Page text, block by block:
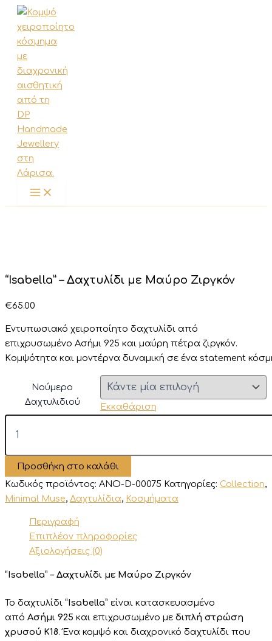
Μετάβαση
στο
περιεχόμενο
“Isabella” – Δαχτυλίδι με Μαύρο Ζιργκόν
€65.00
Εντυπωσιακό χειροποίητο δαχτυλίδι από
επιχρυσωμένο Ασήμι 925 και μαύρη πέτρα ζιργκόν.
Κομψότητα και μοντέρνα δυναμική σε ένα statement
Νούμερο
Δαχτυλιδιού
Εκκαθάριση
"Isabella"
με
Μαύρο
Ζιργκόν
Προσθήκη στο καλάθι
Κωδικός προϊόντος: ANO-D-00075 Κατηγορίες: Collection,
Minimal Muse, Δαχτυλίδια, Κοσμήματα
Περιγραφή
Επιπλέον πληροφορίες
Αξιολογήσεις (0)
“Isabella” – Δαχτυλίδι με Μαύρο Ζιργκόν
Το δαχτυλίδι “Isabella” είναι κατασκευασμένο
από Ασήμι 925 και επιχρυσωμένο με διπλή στρώση
χρυσού Κ18.Ένα κομψό και διαχρονικό δαχτυλίδι που